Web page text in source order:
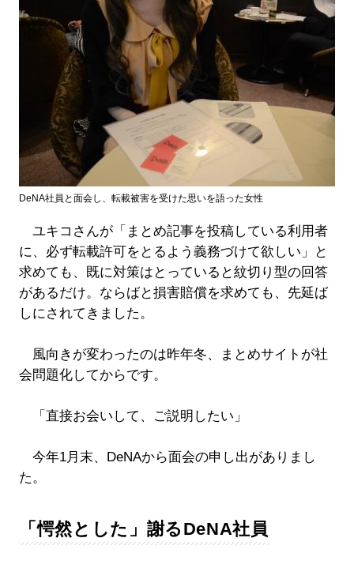
DeNA社員と面会し、転載被害を受けた思いを語った女性
ユキコさんが「まとめ記事を投稿している利用者
に、必ず転載許可をとるよう義務づけて欲しい」と
求めても、既に対策はとっていると紋切り型の回答
があるだけ。ならばと損害賠償を求めても、先延ば
しにされてきました。
風向きが変わったのは昨年冬、まとめサイトが社
会問題化してからです。
「直接お会いして、ご説明したい」
今年1月末、DeNAから面会の申し出がありまし
た。
「愕然とした」謝るDeNA社員